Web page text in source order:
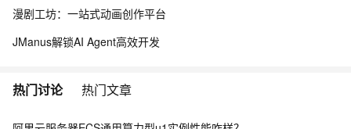
漫剧工坊：一站式动画创作平台
JManus解锁AI Agent高效开发
热门讨论 热门文章